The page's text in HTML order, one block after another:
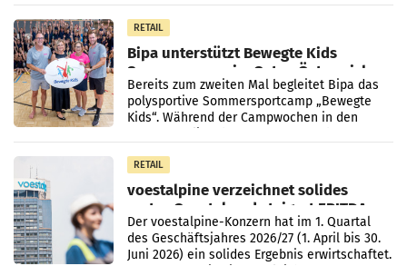
RETAIL
Bipa unterstützt Bewegte Kids
Sommercamps im Osten Österreichs
Bereits zum zweiten Mal begleitet Bipa das
polysportive Sommersportcamp „Bewegte
Kids“. Während der Campwochen in den
RETAIL
voestalpine verzeichnet solides
erstes Quartal und steigert EBITDA
Der voestalpine-Konzern hat im 1. Quartal
des Geschäftsjahres 2026/27 (1. April bis 30.
Juni 2026) ein solides Ergebnis erwirtschaftet.